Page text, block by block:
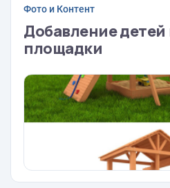
Фото и Контент
Добавление детей
площадки